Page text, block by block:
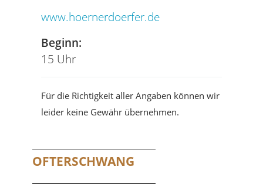
www.hoernerdoerfer.de
Beginn:
15 Uhr
Für die Richtigkeit aller Angaben können wir
leider keine Gewähr übernehmen.
OFTERSCHWANG